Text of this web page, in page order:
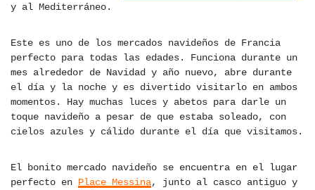
y al Mediterráneo.
Este es uno de los mercados navideños de Francia
perfecto para todas las edades. Funciona durante un
mes alrededor de Navidad y año nuevo, abre durante
el día y la noche y es divertido visitarlo en ambos
momentos. Hay muchas luces y abetos para darle un
toque navideño a pesar de que estaba soleado, con
cielos azules y cálido durante el día que visitamos.
El bonito mercado navideño se encuentra en el lugar
perfecto en Place Messina, junto al casco antiguo y